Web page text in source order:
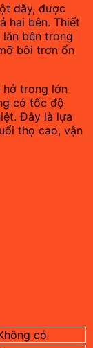
dãy, được
hai bên. Thiết
bên trong
bôi trơn ổn
hở trong lớn
có tốc độ
Đây là lựa
thọ cao, vận
có